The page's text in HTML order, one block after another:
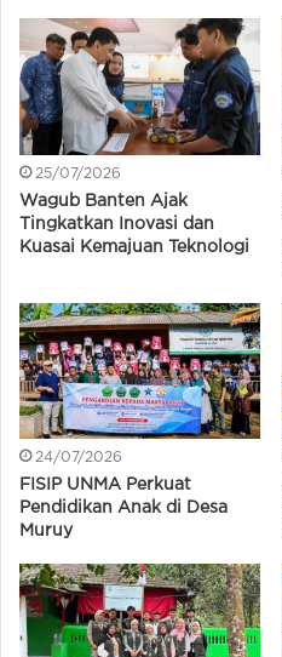
25/07/2026
Wagub Banten Ajak
Tingkatkan Inovasi dan
Kuasai Kemajuan Teknologi
24/07/2026
FISIP UNMA Perkuat
Pendidikan Anak di Desa
Muruy